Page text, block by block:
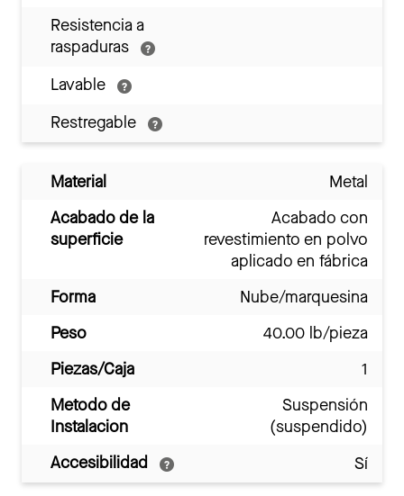
Resistencia a
raspaduras
Lavable
Restregable
Material
Metal
Acabado de la
superficie
Acabado con
revestimiento en polvo
aplicado en fábrica
Forma
Nube/marquesina
Peso
40.00 lb/pieza
Piezas/Caja
1
Metodo de
Instalacion
Suspensión
(suspendido)
Accesibilidad
Sí